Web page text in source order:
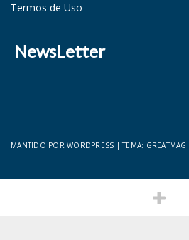
Termos de Uso
NewsLetter
MANTIDO POR WORDPRESS |TEMA: GREATMAG